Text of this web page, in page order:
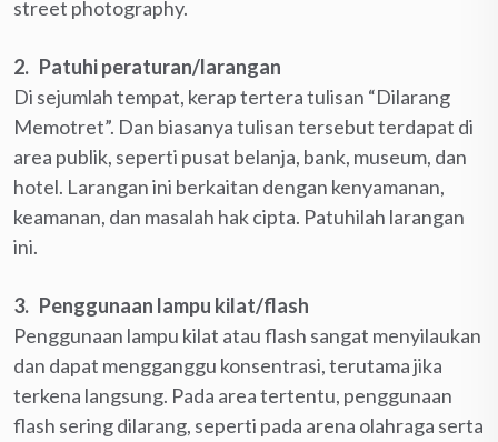
street photography.
2. Patuhi peraturan/larangan
Di sejumlah tempat, kerap tertera tulisan “Dilarang
Memotret”. Dan biasanya tulisan tersebut terdapat di
area publik, seperti pusat belanja, bank, museum, dan
hotel. Larangan ini berkaitan dengan kenyamanan,
keamanan, dan masalah hak cipta. Patuhilah larangan
ini.
3. Penggunaan lampu kilat/flash
Penggunaan lampu kilat atau flash sangat menyilaukan
dan dapat mengganggu konsentrasi, terutama jika
terkena langsung. Pada area tertentu, penggunaan
flash sering dilarang, seperti pada arena olahraga serta